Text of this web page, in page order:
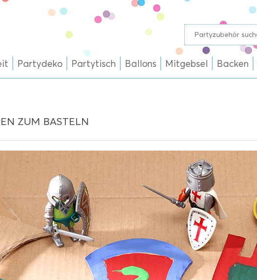
Partydeko Partytisch Ballons Mitgebsel Backen
ZUM BASTELN